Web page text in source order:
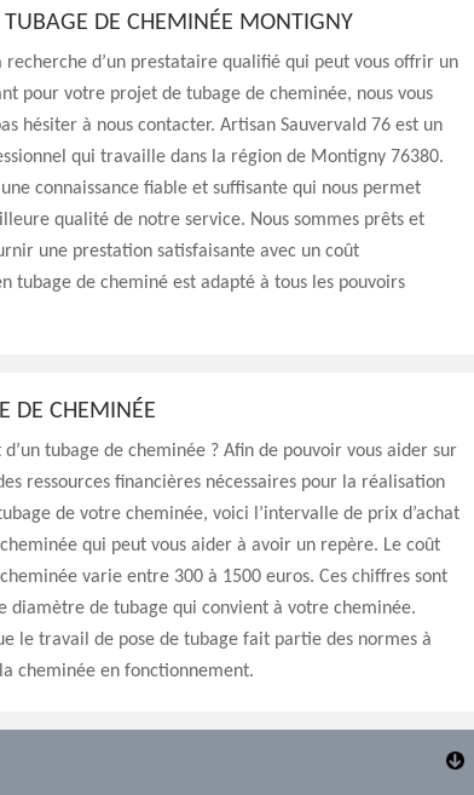
DE CHEMINÉE MONTIGNY
recherche d’un prestataire qualifié qui peut vous offrir un
pour votre projet de tubage de cheminée, nous vous
hésiter à nous contacter. Artisan Sauvervald 76 est un
qui travaille dans la région de Montigny 76380.
une connaissance fiable et suffisante qui nous permet
qualité de notre service. Nous sommes prêts et
une prestation satisfaisante avec un coût
tubage de cheminé est adapté à tous les pouvoirs
DE CHEMINÉE
tubage de cheminée ? Afin de pouvoir vous aider sur
ressources financières nécessaires pour la réalisation
de votre cheminée, voici l’intervalle de prix d’achat
qui peut vous aider à avoir un repère. Le coût
varie entre 300 à 1500 euros. Ces chiffres sont
diamètre de tubage qui convient à votre cheminée.
le travail de pose de tubage fait partie des normes à
cheminée en fonctionnement.